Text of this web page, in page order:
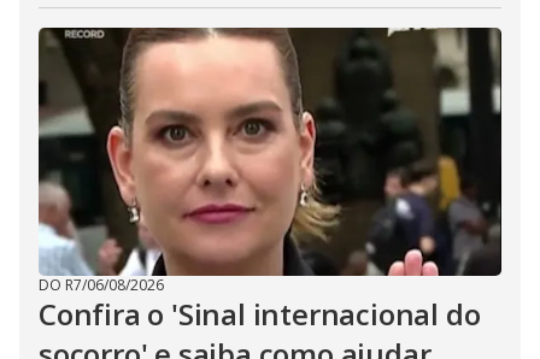
DO R7/06/08/2026
Confira o 'Sinal internacional do